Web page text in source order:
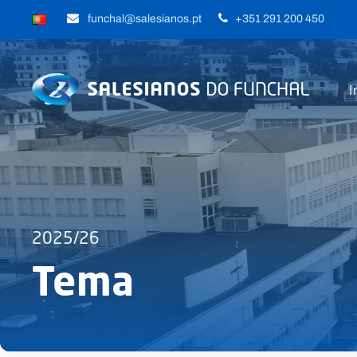
funchal@salesianos.pt +351 291 200 450
2025/26
Tema